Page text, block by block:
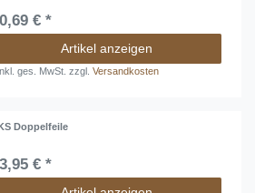
€ *
Artikel anzeigen
ges. MwSt. zzgl.Versandkosten
Doppelfeile
€ *